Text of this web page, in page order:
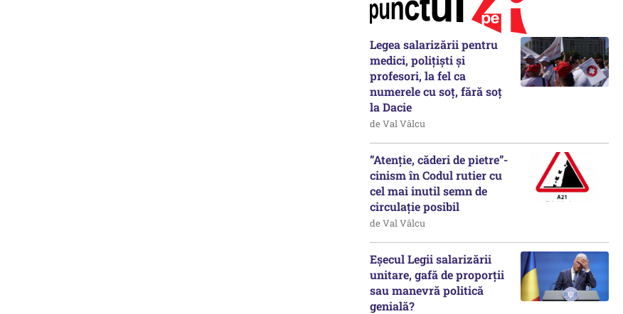
Legea salarizării pentru
medici, polițiști și
profesori, la fel ca
numerele cu soț, fără soț
la Dacie
de Val Vâlcu
”Atenție, căderi de pietre”-
cinism în Codul rutier cu
cel mai inutil semn de
circulație posibil
de Val Vâlcu
Eșecul Legii salarizării
unitare, gafă de proporții
sau manevră politică
genială?